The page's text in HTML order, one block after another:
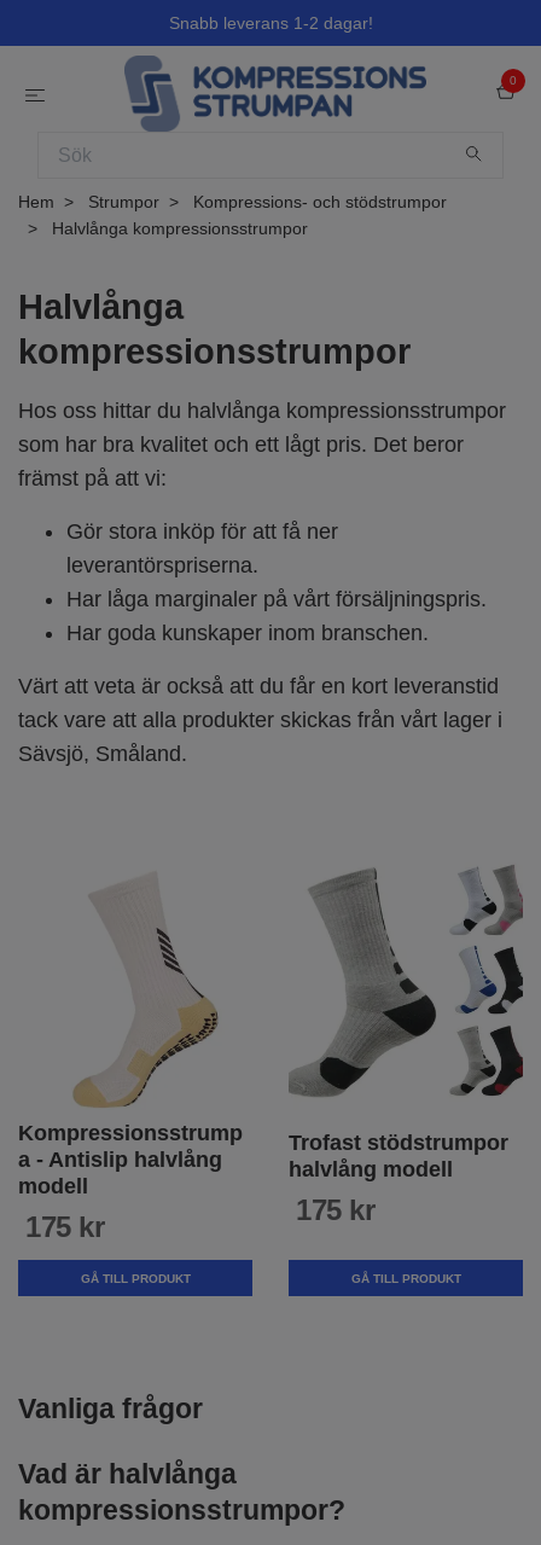
Snabb leverans 1-2 dagar!
0
Hem Strumpor
Kompressions- och stödstrumpor
Halvlånga kompressionsstrumpor
Halvlånga
kompressionsstrumpor
Hos oss hittar du halvlånga kompressionsstrumpor
som har bra kvalitet och ett lågt pris. Det beror
främst på att vi:
Gör stora inköp för att få ner
leverantörspriserna.
Har låga marginaler på vårt försäljningspris.
Har goda kunskaper inom branschen.
Värt att veta är också att du får en kort leveranstid
tack vare att alla produkter skickas från vårt lager i
Sävsjö, Småland.
Kompressionsstrump
a - Antislip halvlång
modell
175 kr
GÅ TILL PRODUKT
Trofast stödstrumpor
halvlång modell
175 kr
GÅ TILL PRODUKT
Vanliga frågor
Vad är halvlånga
kompressionsstrumpor?